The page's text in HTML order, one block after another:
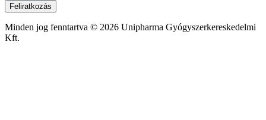
Feliratkozás
Minden jog fenntartva © 2026 Unipharma Gyógyszerkereskedelmi
Kft.